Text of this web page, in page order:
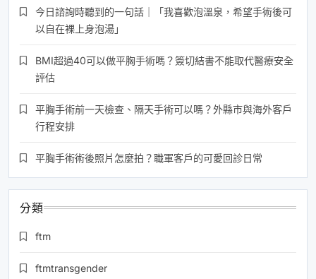
今日諮詢時聽到的一句話｜「我喜歡泡溫泉，希望手術後可
以自在裸上身泡湯」
BMI超過40可以做平胸手術嗎？簽切結書不能取代醫療安全
評估
平胸手術前一天檢查、隔天手術可以嗎？外縣市與海外客戶
行程安排
平胸手術術後照片怎麼拍？職軍客戶的可愛回診日常
分類
ftm
ftmtransgender